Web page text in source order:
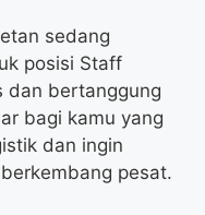
sedang
posisi Staff
dan bertanggung
bagi kamu yang
dan ingin
pesat.